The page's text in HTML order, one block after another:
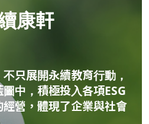
康軒
只展開永續教育行動，
中，積極投入各項ESG
營，體現了企業與社會